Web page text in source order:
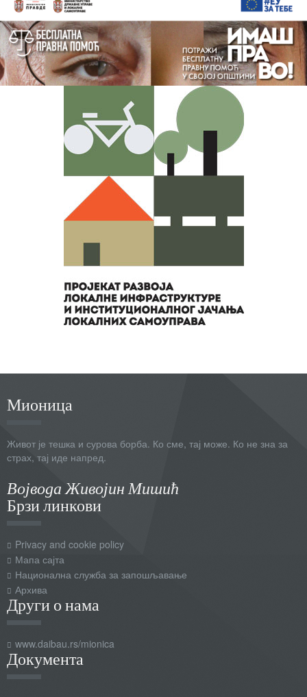
Мионица
Живот је тешка и сурова борба. Ко сме, тај може. Ко не зна за
страх, тај иде напред.
Војвода Живојин Мишић
Брзи линкови
Privacy and cookie policy
Мапа сајта
Национална служба за запошљавање
Архива
Други о нама
www.daibau.rs/mionica
Документа